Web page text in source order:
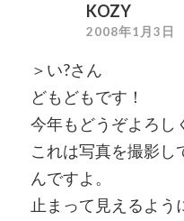
KOZY
2008年1月3日
＞い?さん
どもどもです！
今年もどうぞよろし
これは写真を撮影し
んですよ。
止まって見えるよう